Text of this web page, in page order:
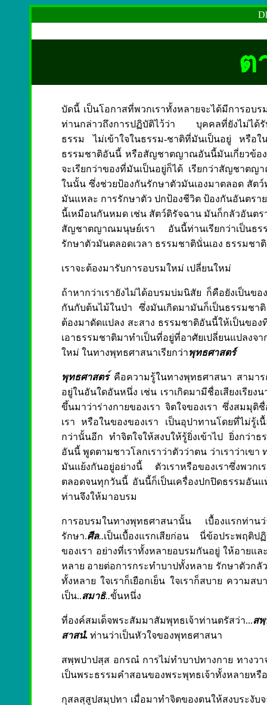
ต
บัดนี้ เป็นโอกาสที่พวกเราทั้งหลายจะได้มีการอบ
ท่านกล่าวถึงการปฏิบัติไว้ว่า บุคคลที่ยังไม่ได้รั
ธรรม ไม่เข้าใจในธรรม-ชาติที่มันเป็นอยู่ หรือ
ธรรมชาติอันนี้ หรือสัญชาตญาณอันนี้มันเกี่ยวข้อง
จะเรียกว่าของที่มันเป็นอยู่ก็ได้ เรียกว่าสัญชาต
ในนั้น ซึ่งช่วยป้องกันรักษาตัวมันเองมาตลอด สัต
มันแหละ การรักษาตัว ปกป้องชีวิต ป้องกันอันตรา
นี้เหมือนกันหมด เช่น สัตว์ดิรัจฉาน มันก็กลัวอันต
สัญชาตญาณมนุษย์เรา อันนี้ท่านเรียกว่าเป็น
รักษาตัวมันตลอดเวลา ธรรมชาตินั่นเอง ธรรมชาติ
เราจะต้องมารับการอบรมใหม่ เปลี่ยนใหม่
ถ้าหากว่าเรายังไม่ได้อบรมบ่มนิสัย ก็คือยังเป็นข
กันกับต้นไม้ในป่า ซึ่งมันเกิดมามันก็เป็นธรรมชา
ต้องมาดัดแปลง สะสาง ธรรมชาติอันนี้ให้เป็นของ
เอาธรรมชาติมาทำเป็นที่อยู่ที่อาศัยเปลี่ยนแปลง
ใหม่ ในทางพุทธศาสนาเรียกว่าพุทธศาสตร์
พุทธศาสตรคือความรู้ในทางพุทธศาสนา สามาร
อยู่ในอันใดอันหนึ่ง เช่น เราเกิดมามีชื่อเสียงเรีย
ขึ้นมาว่าร่างกายของเรา จิตใจของเรา ซึ่งสมมุ
เรา หรือในของของเรา เป็นอุปาทานโดยที่ไม่รู้
กว่านั้นอีก ทำจิตใจให้สงบให้รู้ยิ่งเข้าไป ยิ่งกว่า
อันนี้ พูดตามชาวโลกเราว่าตัวว่าตน ว่าเราว่าเข
มันแย้งกันอยู่อย่างนี้ ตัวเราหรือของเราซึ่งพวกเ
ตลอดจนทุกวันนี้ อันนี้ก็เป็นเครื่องปกปิดธรรมอัน
ท่านจึงให้มาอบรม
การอบรมในทางพุทธศาสนานั้น เบื้องแรกท่า
รักษา.ศีล..เป็นเบื้องแรกเสียก่อน นี่ข้อประพฤติปฏิ
ของเรา อย่างที่เราทั้งหลายอบรมกันอยู่ ให้อาย
หลาย อายต่อการกระทำบาปทั้งหลาย รักษาตัวก
ทั้งหลาย ใจเราก็เยือกเย็น ใจเราก็สบาย ความ
เป็น..สมาธิ..ขั้นหนึ่ง
ที่องค์สมเด็จพระสัมมาสัมพุทธเจ้าท่านตรัสว่า...ส
สาสนํ. ท่านว่าเป็นหัวใจของพุทธศาสนา
สพฺพปาปสฺส อกรณํ การไม่ทำบาปทางกาย ทางว
เป็นพระธรรมคำสอนของพระพุทธเจ้าทั้งหลายหรื
กุสลสฺสูปสมฺปทา เมื่อมาทำจิตของตนให้สงบระงั